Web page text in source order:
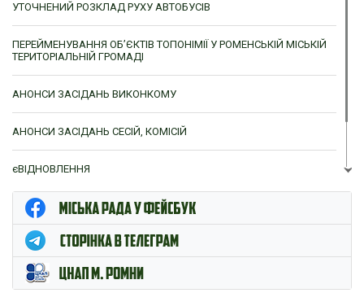
УТОЧНЕНИЙ РОЗКЛАД РУХУ АВТОБУСІВ
ПЕРЕЙМЕНУВАННЯ ОБ’ЄКТІВ ТОПОНІМІЇ У РОМЕНСЬКІЙ МІСЬКІЙ
ТЕРИТОРІАЛЬНІЙ ГРОМАДІ
АНОНСИ ЗАСІДАНЬ ВИКОНКОМУ
АНОНСИ ЗАСІДАНЬ СЕСІЙ, КОМІСІЙ
єВІДНОВЛЕННЯ
ЦНАП м. Ромни